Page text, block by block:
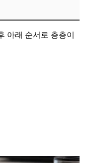
아래 순서로 층층이